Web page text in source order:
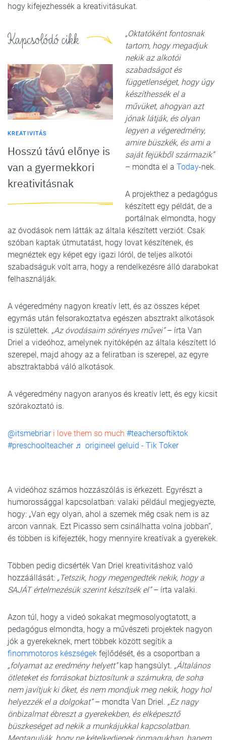
hogy kifejezhessék a kreativitásukat.
Kapcsolódó cikk
KREATIVITÁS
Hosszú távú előnye is
van a gyermekkori
kreativitásnak
„Oktatóként fontosnak
tartom, hogy megadjuk
nekik az alkotói
szabadságot és
függetlenséget, hogy úgy
készíthessék el a
művüket, ahogyan azt
jónak látják, és olyan
legyen a végeredmény,
amire büszkék, és ami a
saját fejükből származik”
– mondta el a Today-nek.
A projekthez a pedagógus
készített egy példát, de a
portálnak elmondta, hogy
az óvodások nem látták az általa készített verziót. Csak
szóban kaptak útmutatást, hogy lovat készítenek, és
megnéztek egy képet egy igazi lóról, de teljes alkotói
szabadságuk volt arra, hogy a rendelkezésre álló darabokat
felhasználják.
A végeredmény nagyon kreatív lett, és az összes képet
egymás után felsorakoztatva egészen absztrakt alkotások
is születtek. „Az óvodásaim sörényes művei”– írta Van
Driel a videóhoz, amelynek nyitóképén az általa készített ló
szerepel, majd ahogy az a feliratban is szerepel, az egyre
absztraktabbá váló alkotások.
A végeredmény nagyon aranyos és kreatív lett, és egy kicsit
szórakoztató is.
@itsmebriari love them so much #teachersoftiktok
#preschoolteacher ♬ origineel geluid - Tik Toker
A videóhoz számos hozzászólás is érkezett. Egyrészt a
humorossággal kapcsolatban: valaki például megjegyezte,
hogy: „Van egy olyan, ahol a szemek még csak nem is az
arcon vannak. Ezt Picasso sem csinálhatta volna jobban”,
és többen is kifejezték, hogy mennyire kreatívak a gyerekek.
Többen pedig dicsérték Van Driel kreativitáshoz való
hozzáállását: „Tetszik, hogy megengedték nekik, hogy a
SAJÁT értelmezésük szerint készítsék el”– írta valaki.
Azon túl, hogy a videó sokakat megmosolyogtatott, a
pedagógus elmondta, hogy a művészeti projektek nagyon
jók a gyerekeknek, mert többek között segítik a
finommotoros készségek fejlődését, és a csoportban a
„folyamat az eredmény helyett”kap hangsúlyt. „Általános
ötleteket és forrásokat biztosítunk a számukra, de soha
nem javítjuk ki őket, és nem mondjuk meg nekik, hogy hol
helyezzék el a dolgokat”– mondta Van Driel. „Ez nagy
önbizalmat ébreszt a gyerekekben, és elképesztő
büszkeséget ad nekik a munkájukkal kapcsolatban.